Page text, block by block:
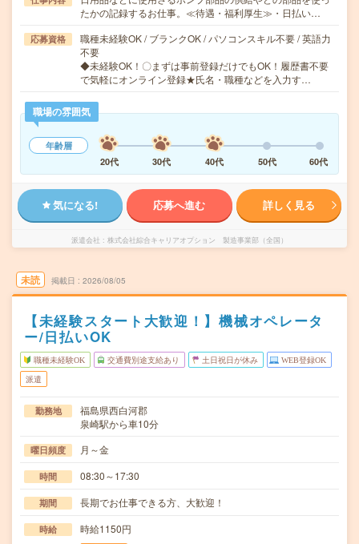
たかの記録するお仕事。≪待遇・福利厚生≫・日払い…
応募資格
職種未経験OK / ブランクOK / パソコンスキル不要 / 英語力
不要
◆未経験OK！〇まずは事前登録だけでもOK！履歴書不要
で気軽にオンライン登録★氏名・職種などを入力す…
職場の雰囲気
年齢層
20代
30代 40代 50代 60代
気になる! 応募へ進む 詳しく見る
派遣会社 株式会社綜合キャリアオプション 製造事業部（全国）
未読 掲載日 2026/08/05
【未経験スタート大歓迎！】機械オペレータ
ー/日払いOK
職種未経験OK 交通費別途支給あり 土日祝日が休み WEB登録OK
派遣
勤務地
福島県西白河郡
泉崎駅から車10分
曜日頻度 月～金
時間 08:30～17:30
期間 長期でお仕事できる方、大歓迎！
時給 時給1150円